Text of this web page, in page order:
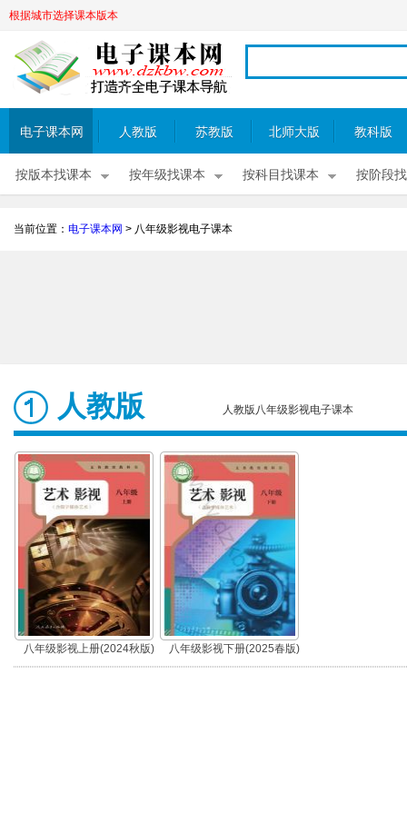
根据城市选择课本版本
电子课本网 人教版 苏教版 北师大版 教科版
按版本找课本 按年级找课本 按科目找课本 按阶段
当前位置： 电子课本网 > 八年级影视电子课本
人教版 人教版八年级影视电子课本
八年级影视上册(2024秋版) 八年级影视下册(2025春版)